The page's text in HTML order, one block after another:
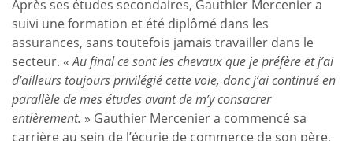
Après ses études secondaires, Gauthier Mercenier a
suivi une formation et été diplômé dans les
assurances, sans toutefois jamais travailler dans le
secteur. «Au final ce sont les chevaux que je préfère et j’ai
d’ailleurs toujours privilégié cette voie, donc j’ai continué en
parallèle de mes études avant de m’y consacrer
entièrement. » Gauthier Mercenier a commencé sa
carrière au sein de l’écurie de commerce de son père,